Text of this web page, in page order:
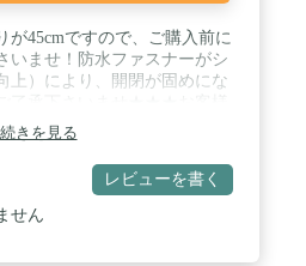
45cmですので、ご購入前に
いませ！防水ファスナーがシ
上）により、開閉が固めにな
しました。歩くとズレてく
れまでのストレスを一気に解
可能ワンタッチゴムバンド式
終わりの固定ベルト式ではな
ンド式を採用しました。今な
続きを見る
レビューを書く
せん